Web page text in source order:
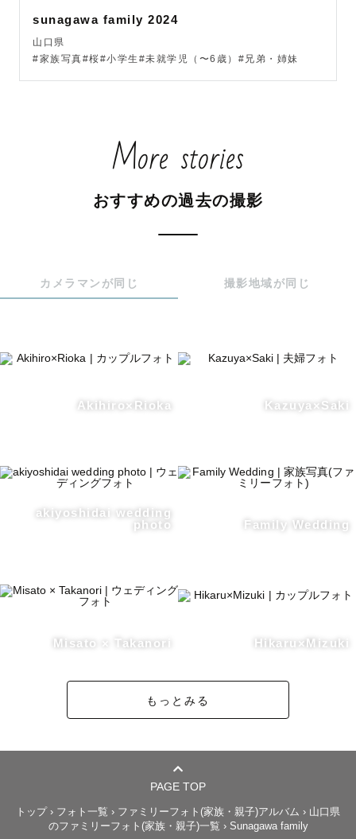
sunagawa family 2024
山口県
#家族写真#桜#小学生#未就学児（〜6歳）#兄弟・姉妹
More stories
おすすめの過去の撮影
カメラマンが同じ 撮影地域が同じ
Akihiro×Rioka Kazuya×Saki
akiyoshidai wedding
photo
Family Wedding
Misato × Takanori Hikaru×Mizuki
もっとみる
PAGE TOP
トップ › フォト一覧 › ファミリーフォト(家族・親子)アルバム › 山口県
のファミリーフォト(家族・親子)一覧 › Sunagawa family